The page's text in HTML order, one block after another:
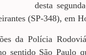
desta
(SP-348), em
da Polícia
sentido São Paulo